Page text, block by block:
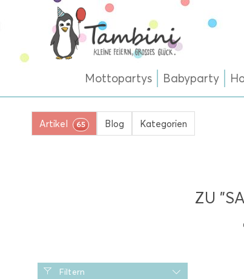
Mottopartys Babyparty
Artikel 65 Blog Kategorien
ZU
Filtern